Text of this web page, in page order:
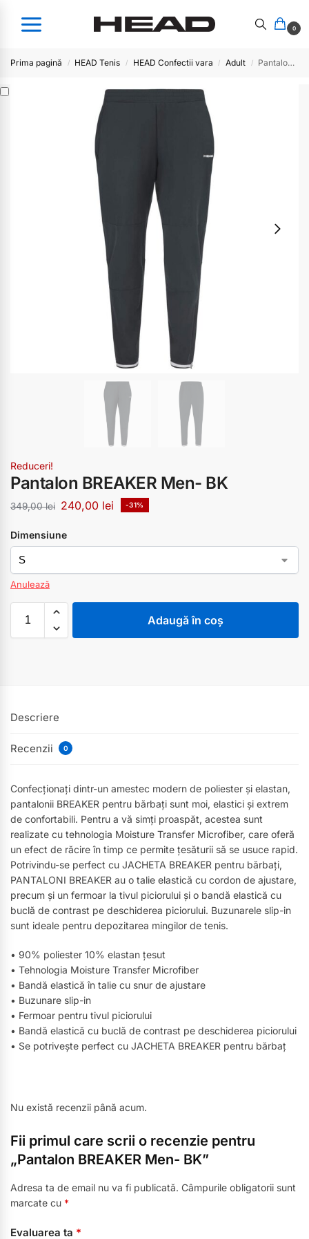
0
Prima pagină / HEAD Tenis / HEAD Confectii vara / Adult / Pantalon BREAKER Men- BK
Reduceri!
Pantalon BREAKER Men- BK
349,00lei 240,00 lei -31%
Dimensiune
Anulează
Adaugă în coș
Descriere
Recenzii 0
Confecționați dintr-un amestec modern de poliester și elastan,
pantalonii BREAKER pentru bărbați sunt moi, elastici și extrem
de confortabili. Pentru a vă simți proaspăt, acestea sunt
realizate cu tehnologia Moisture Transfer Microfiber, care oferă
un efect de răcire în timp ce permite țesăturii să se usuce rapid.
Potrivindu-se perfect cu JACHETA BREAKER pentru bărbați,
PANTALONI BREAKER au o talie elastică cu cordon de ajustare,
precum și un fermoar la tivul piciorului și o bandă elastică cu
buclă de contrast pe deschiderea piciorului. Buzunarele slip-in
sunt ideale pentru depozitarea mingilor de tenis.
• 90% poliester 10% elastan țesut
• Tehnologia Moisture Transfer Microfiber
• Bandă elastică în talie cu snur de ajustare
• Buzunare slip-in
• Fermoar pentru tivul piciorului
• Bandă elastică cu buclă de contrast pe deschiderea piciorului
• Se potrivește perfect cu JACHETA BREAKER pentru bărbaț
Nu există recenzii până acum.
Fii primul care scrii o recenzie pentru
„Pantalon BREAKER Men- BK”
Adresa ta de email nu va fi publicată. Câmpurile obligatorii sunt
marcate cu *
Evaluarea ta *